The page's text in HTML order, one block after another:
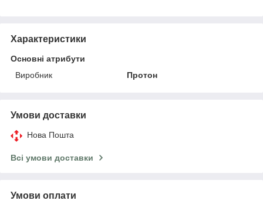
Характеристики
Основні атрибути
Виробник
Протон
Умови доставки
Нова Пошта
Всі умови доставки
Умови оплати